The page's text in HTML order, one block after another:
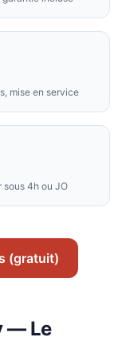
mise en service
sous 4h ou JO
(gratuit)
— Le